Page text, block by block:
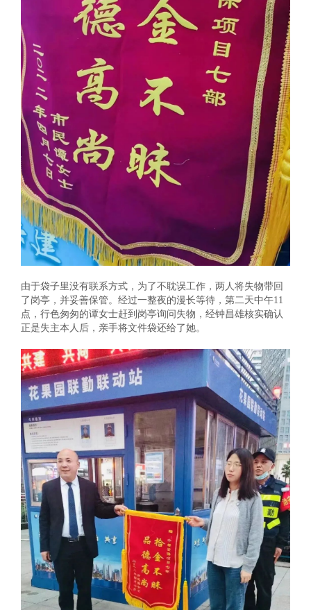

培训
由于袋子里没有联系方式，为了不耽误工作，两人将失物带回
了岗亭，并妥善保管。经过一整夜的漫长等待，第二天中午11
点，行色匆匆的谭女士赶到岗亭询问失物，经钟昌雄核实确认
正是失主本人后，亲手将文件袋还给了她。